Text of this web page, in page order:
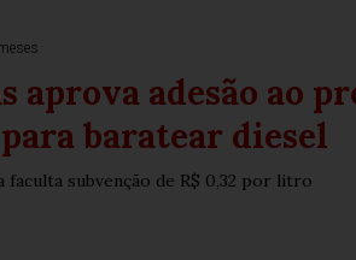
aprova adesão ao
baratear diesel
faculta subvenção de R$ 0,32 por litro